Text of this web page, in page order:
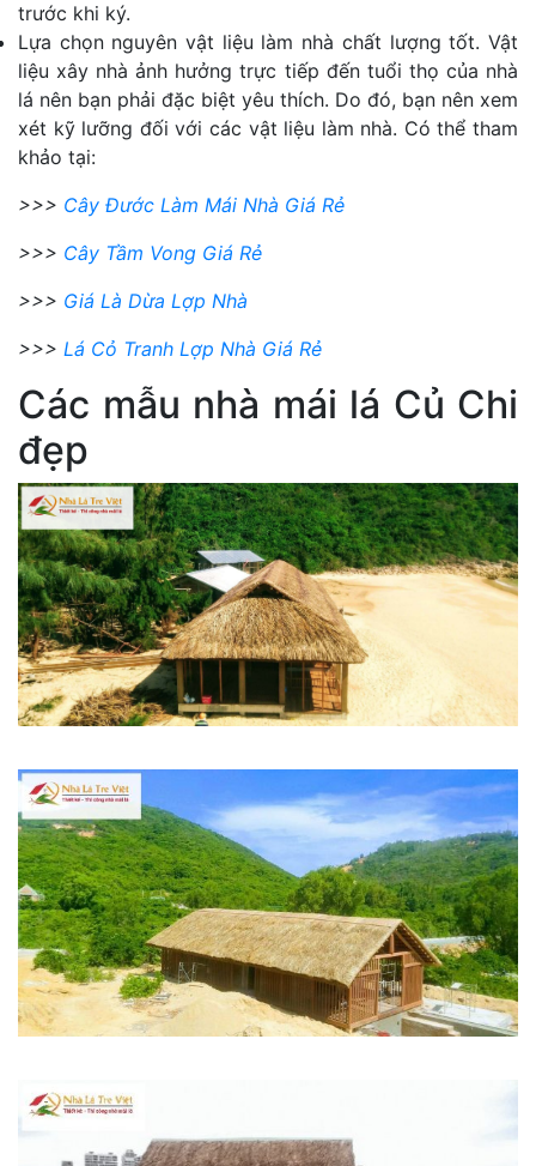
trước khi ký.
Lựa chọn nguyên vật liệu làm nhà chất lượng tốt. Vật
liệu xây nhà ảnh hưởng trực tiếp đến tuổi thọ của nhà
lá nên bạn phải đặc biệt yêu thích. Do đó, bạn nên xem
xét kỹ lưỡng đối với các vật liệu làm nhà. Có thể tham
khảo tại:
>>> Cây Đước Làm Mái Nhà Giá Rẻ
>>> Cây Tầm Vong Giá Rẻ
>>> Giá Là Dừa Lợp Nhà
>>> Lá Cỏ Tranh Lợp Nhà Giá Rẻ
Các mẫu nhà mái lá Củ Chi
đẹp